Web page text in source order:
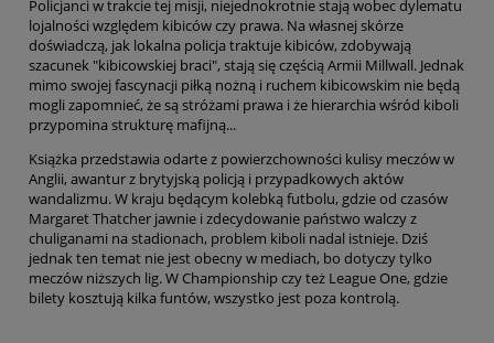
Policjanci w trakcie tej misji, niejednokrotnie stają wobec dylematu
lojalności względem kibiców czy prawa. Na własnej skórze
doświadczą, jak lokalna policja traktuje kibiców, zdobywają
szacunek "kibicowskiej braci", stają się częścią Armii Millwall. Jednak
mimo swojej fascynacji piłką nożną i ruchem kibicowskim nie będą
mogli zapomnieć, że są stróżami prawa i że hierarchia wśród kiboli
przypomina strukturę mafijną...
Książka przedstawia odarte z powierzchowności kulisy meczów w
Anglii, awantur z brytyjską policją i przypadkowych aktów
wandalizmu. W kraju będącym kolebką futbolu, gdzie od czasów
Margaret Thatcher jawnie i zdecydowanie państwo walczy z
chuliganami na stadionach, problem kiboli nadal istnieje. Dziś
jednak ten temat nie jest obecny w mediach, bo dotyczy tylko
meczów niższych lig. W Championship czy też League One, gdzie
bilety kosztują kilka funtów, wszystko jest poza kontrolą.